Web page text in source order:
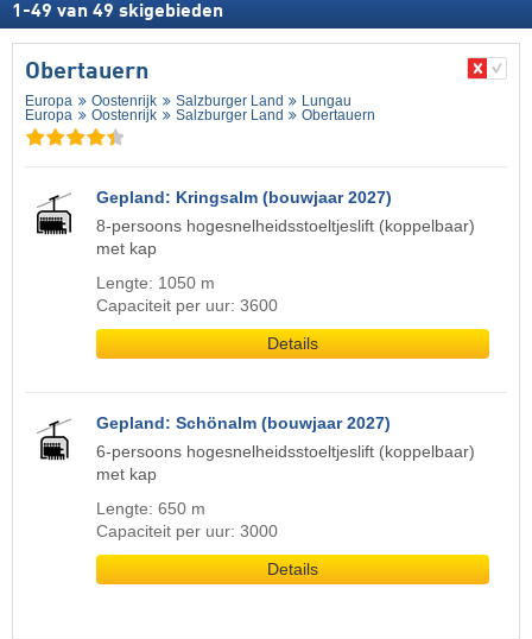
1 -49 van 49 skigebieden
Obertauern
Europa Oostenrijk Salzburger Land
Lungau
Europa
Oostenrijk Salzburger Land Obertauern
Gepland: Kringsalm (bouwjaar 2027)
8-persoons hogesnelheidsstoeltjeslift (koppelbaar)
met kap
Lengte: 1050 m
Capaciteit per uur: 3600
Details
Gepland: Schönalm (bouwjaar 2027)
6-persoons hogesnelheidsstoeltjeslift (koppelbaar)
met kap
Lengte: 650 m
Capaciteit per uur: 3000
Details